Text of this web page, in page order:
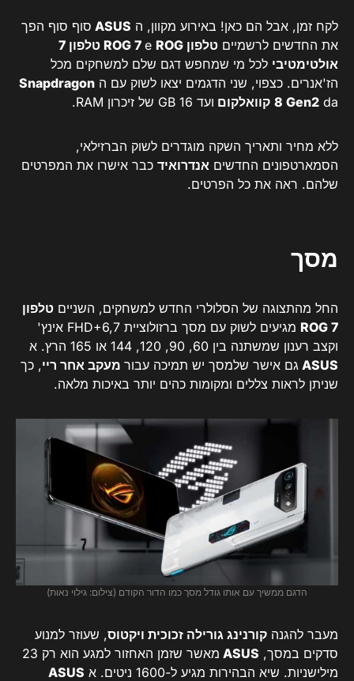
לקח זמן, אבל הם כאן! באירוע מקוון, ה ASUS סוף סוף הפך
את החדשים לרשמיים טלפון ROG 7 e
ROG טלפון 7
אולטימטיבי לכל מי שמחפש דגם שלם למשחקים מכל
הז'אנרים. כצפוי, שני הדגמים יצאו לשוק עם ה Snapdragon
8 Gen2 da קוואלקום ועד 16 GB של זיכרון RAM.
ללא מחיר ותאריך השקה מוגדרים לשוק הברזילאי,
הסמארטפונים החדשים אנדרואיד כבר אישרו את המפרטים
שלהם. ראה את כל הפרטים.
מסך
החל מהתצוגה של הסלולרי החדש למשחקים, השניים טלפון
ROG 7
מגיעים לשוק עם מסך ברזולוציית FHD+6,7 אינץ'
וקצב רענון שמשתנה בין 60, 90, 120, 144 או 165 הרץ. א
ASUS גם אישר שלמסך יש תמיכה עבור מעקב אחר ריי, כך
שניתן לראות צללים ומקומות כהים יותר באיכות מלאה.
הדגם ממשיך עם אותו גודל מסך כמו הדור הקודם (צילום: גילוי נאות)
מעבר להגנה קורנינג גורילה זכוכית ויקטוס, שעוזר למנוע
סדקים במסך, ASUS
מאשר שזמן האחזור למגע הוא רק 23
מילישניות. שיא הבהירות מגיע ל-1600 ניטים. א
ASUS